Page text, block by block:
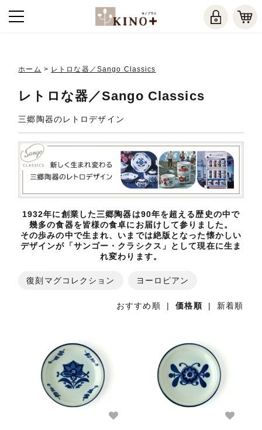
ホーム > レトロな器／Sango Classics
レトロな器／Sango Classics
三郷陶器のレトロデザイン
1932年に創業した三郷陶器は90年を超える歴史の中で
幾多の食器を皆様の食卓にお届けして参りました。
その歩みの中で生まれ、いまでは絶版となった懐かしい
デザインが「サンゴー・クラシクス」として現在に生ま
れ変わります。
復刻マグコレクション ヨーロピアン
おすすめ順 |価格順| 新着順